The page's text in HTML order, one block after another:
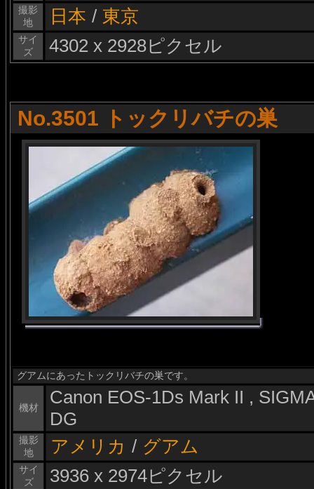
撮影
地
日本 / 東京
サイ
ズ
4302 x 2928ピクセル
No.3501 トックリバチの巣
グアムにあったトックリバチの巣です。
機材
Canon EOS-1Ds Mark II ,
DG
撮影
地
アメリカ / グアム
サイ
ズ
3936 x 2974ピクセル